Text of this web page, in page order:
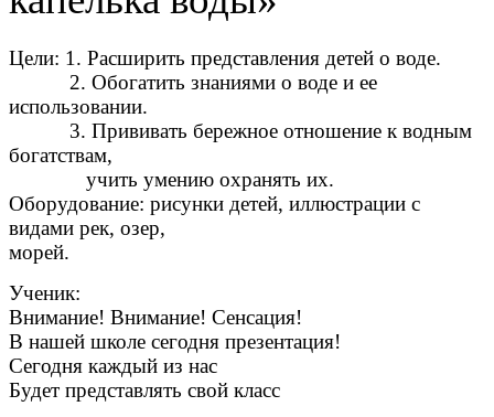
Цели: 1. Расширить представления детей о воде.
2. Обогатить знаниями о воде и ее
использовании.
3. Прививать бережное отношение к водным
богатствам,
учить умению охранять их.
Оборудование: рисунки детей, иллюстрации с
видами рек, озер,
морей.
Ученик:
Внимание! Внимание! Сенсация!
В нашей школе сегодня презентация!
Сегодня каждый из нас
Будет представлять свой класс